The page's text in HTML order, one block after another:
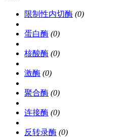
限制性内切酶 (0)
蛋白酶 (0)
核酸酶 (0)
激酶 (0)
聚合酶 (0)
连接酶 (0)
反转录酶 (0)